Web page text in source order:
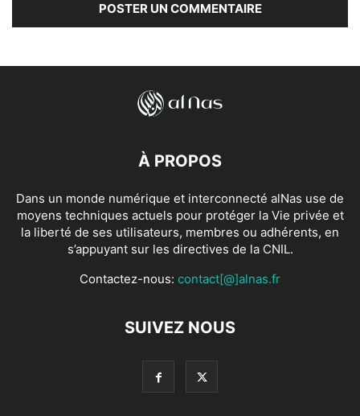
À PROPOS
Dans un monde numérique et interconnecté alNas use de
moyens techniques actuels pour protéger la Vie privée et
la liberté de ses utilisateurs, membres ou adhérents, en
s’appuyant sur les directives de la CNIL.
Contactez-nous: contact[@]alnas.fr
SUIVEZ NOUS